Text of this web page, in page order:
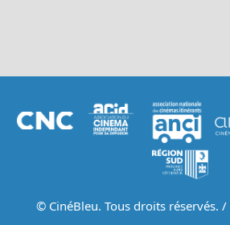
© CinéBleu. Tous droits réservés. /